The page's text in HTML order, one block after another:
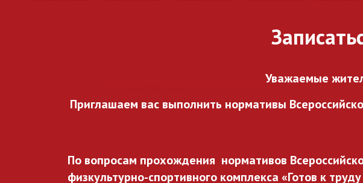
Уважаемые
Приглашаем вас выполнить нормативы
По вопросам прохождения нормативов
физкультурно-спортивного комплекса «Готов к